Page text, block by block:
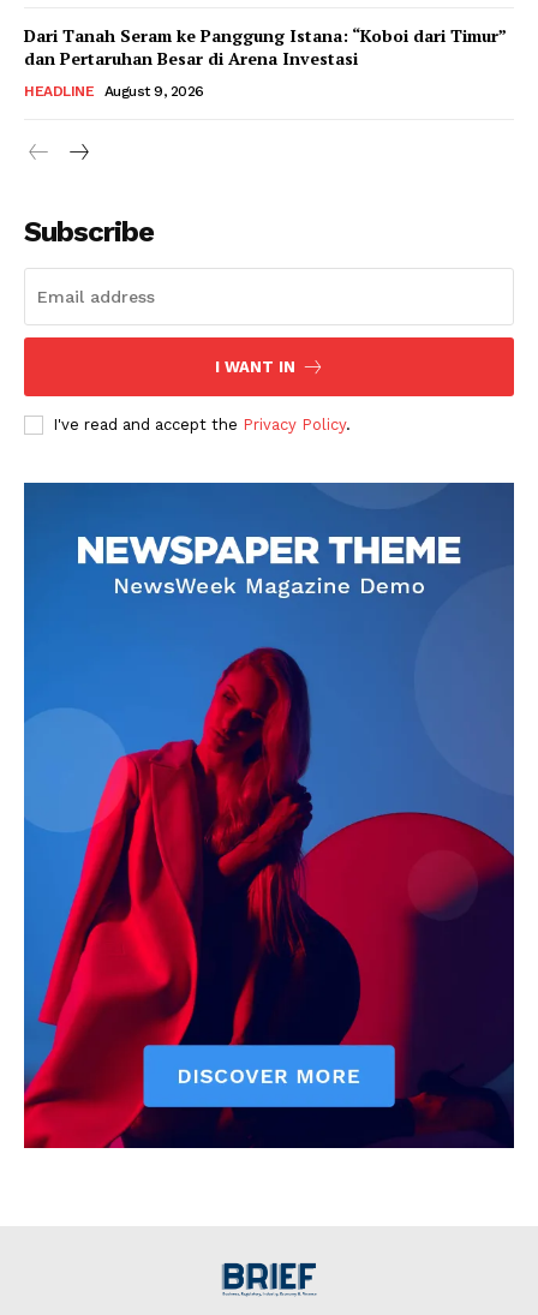
Dari Tanah Seram ke Panggung Istana: “Koboi dari Timur”
dan Pertaruhan Besar di Arena Investasi
HEADLINE August 9, 2026
Subscribe
I WANT IN
I've read and accept the Privacy Policy.